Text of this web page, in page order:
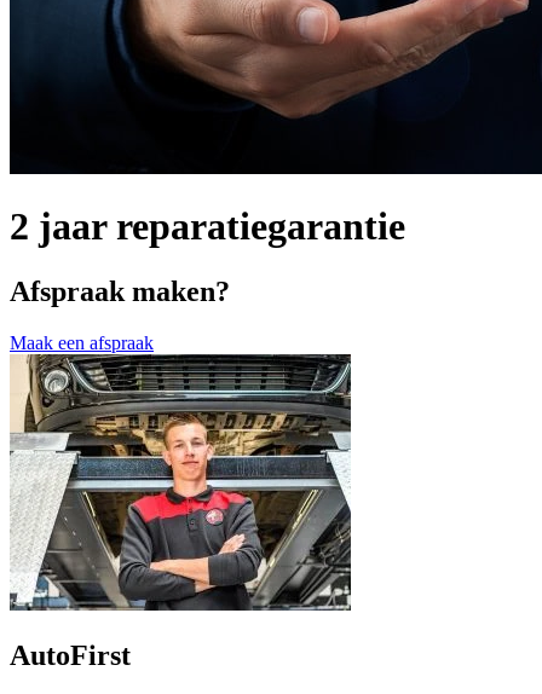
2 jaar reparatiegarantie
Afspraak maken?
Maak een afspraak
AutoFirst